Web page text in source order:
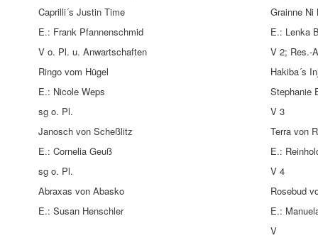
Caprilli´s Justin Time
Grainne Ni
E.: Frank Pfannenschmid
E.: Lenka
V o. Pl. u. Anwartschaften
V 2; Res.-
Ringo vom Hügel
Hakiba´s
E.: Nicole Weps
Stephanie
sg o. Pl.
V 3
Janosch von Scheßlitz
Terra von
E.: Cornelia Geuß
E.:
sg o. Pl.
V 4
Abraxas von Abasko
Rosebud
E.: Susan Henschler
E.:
V